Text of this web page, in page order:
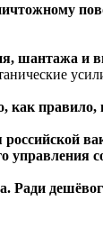
шантажа и
как
управления
Ради